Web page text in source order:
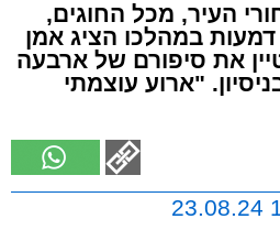
העיר, מכל החוגים,
במהלכו הציג אמן
את סיפורם של ארבעה
"ארוע עוצמתי